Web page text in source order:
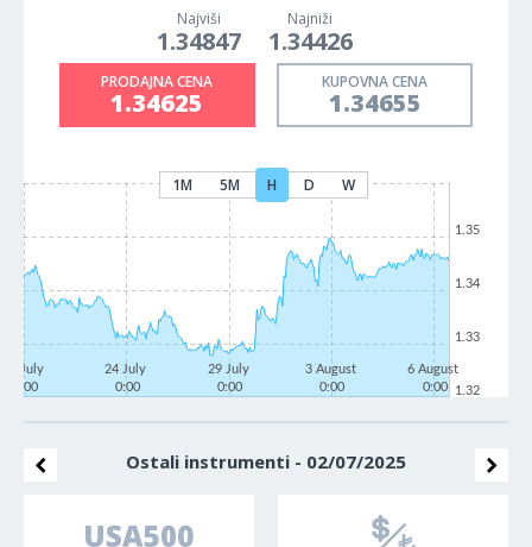
Najviši
1.34847
Najniži
1.34426
PRODAJNA CENA
1.34625
KUPOVNA CENA
1.34655
1M 5M H D W
21 July
0:00
24 July
0:00
29 July
0:00
3 August
0:00
6 August
0:00
1.32
1.33
1.34
1.35
Ostali instrumenti - 02/07/2025